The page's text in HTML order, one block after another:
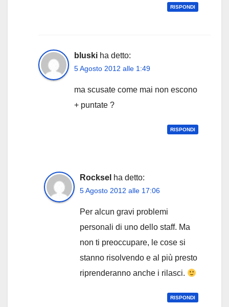
RISPONDI
bluski ha detto:
5 Agosto 2012 alle 1:49
ma scusate come mai non escono
+ puntate ?
RISPONDI
Rocksel ha detto:
5 Agosto 2012 alle 17:06
Per alcun gravi problemi
personali di uno dello staff. Ma
non ti preoccupare, le cose si
stanno risolvendo e al più presto
riprenderanno anche i rilasci.
RISPONDI